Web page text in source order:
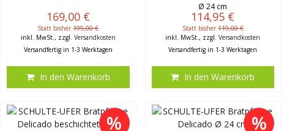
169,00 €
Statt bisher199,00 €
inkl. MwSt., zzgl. Versandkosten
Versandfertig in 1-3 Werktagen
In den Warenkorb
Ø 24 cm
114,95 €
Statt bisher 119,00 €
inkl. MwSt., zzgl.Versandkosten
Versandfertig in 1-3 Werktagen
In den Warenkorb
% %